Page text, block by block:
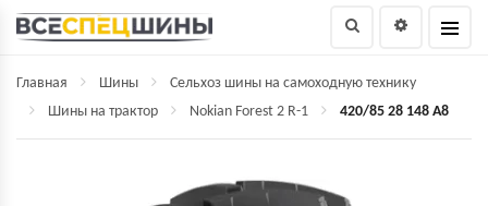
Главная Шины
Сельхоз шины на самоходную технику
Шины на трактор
Nokian Forest 2 R-1 420/85 28 148 A8